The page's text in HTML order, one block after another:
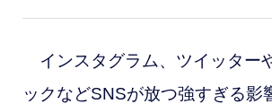
インスタグラム、ツイッター
ックなどSNSが放つ強すぎる影